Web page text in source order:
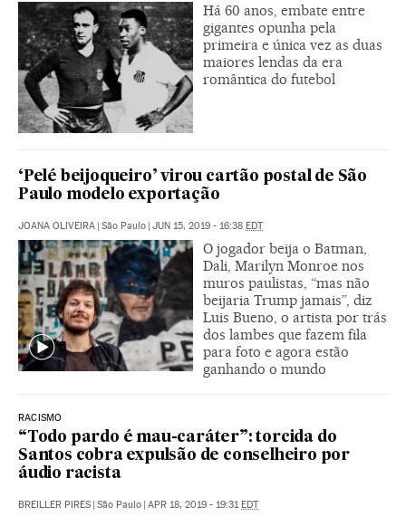
Há 60 anos, embate entre
gigantes opunha pela
primeira e única vez as duas
maiores lendas da era
romântica do futebol
‘Pelé beijoqueiro’ virou cartão postal de São
Paulo modelo exportação
JOANA OLIVEIRA | São Paulo | JUN 15, 2019 - 16:38 EDT
O jogador beija o Batman,
Dali, Marilyn Monroe nos
muros paulistas, “mas não
beijaria Trump jamais”, diz
Luis Bueno, o artista por trás
dos lambes que fazem fila
para foto e agora estão
ganhando o mundo
RACISMO
“Todo pardo é mau-caráter”: torcida do
Santos cobra expulsão de conselheiro por
áudio racista
BREILLER PIRES | São Paulo | APR 18, 2019 - 19:31EDT